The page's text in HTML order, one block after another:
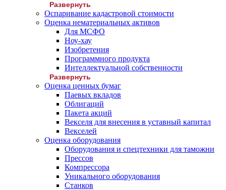
Развернуть
Оспаривание кадастровой стоимости
Оценка нематериальных активов
Для МСФО
Ноу-хау
Изобретения
Программного продукта
Интеллектуальной собственности
Развернуть
Оценка ценных бумаг
Паевых вкладов
Облигаций
Пакета акций
Векселя для внесения в уставный капитал
Векселей
Оценка оборудования
Оборудования и спецтехники для таможни
Прессов
Компрессора
Уникального оборудования
Станков